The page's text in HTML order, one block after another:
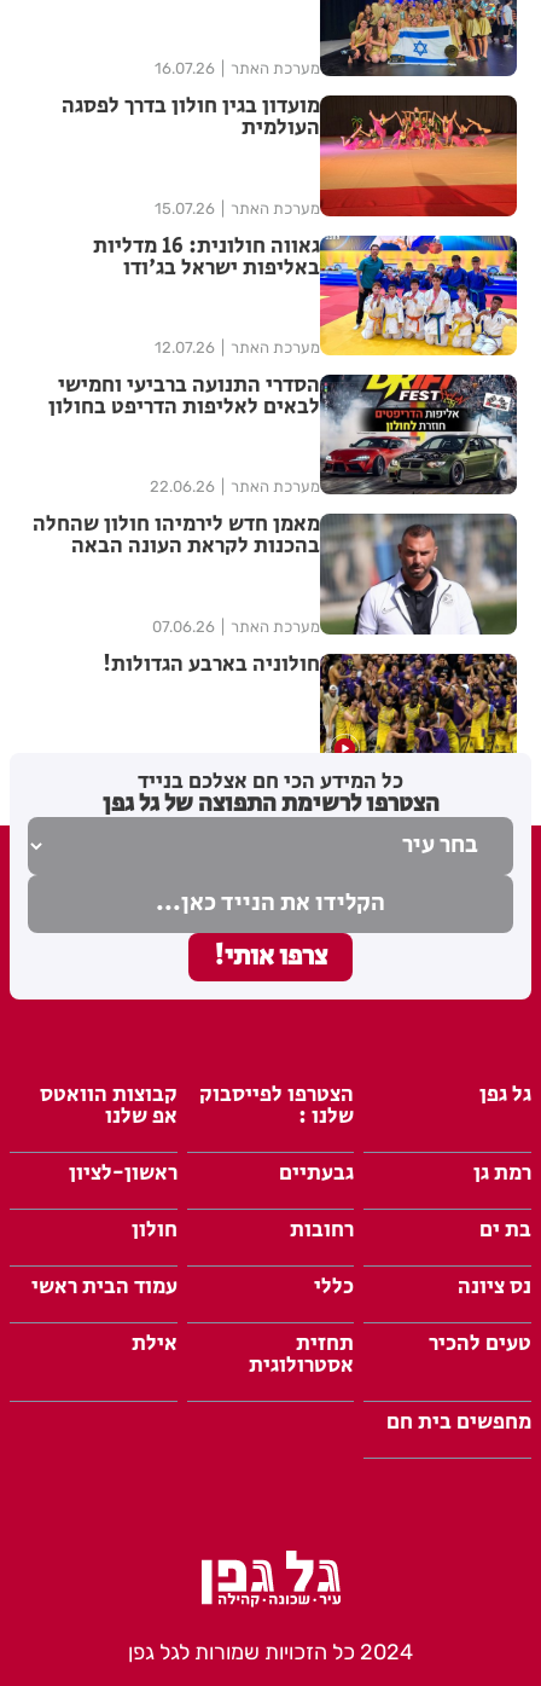
מערכת האתר 16.07.26
מועדון בגין חולון בדרך לפסגה
העולמית
מערכת האתר 15.07.26
גאווה חולונית: 16 מדליות
באליפות ישראל בג'ודו
מערכת האתר 12.07.26
הסדרי התנועה ברביעי וחמישי
לבאים לאליפות הדריפט בחולון
מערכת האתר 22.06.26
מאמן חדש לירמיהו חולון שהחלה
בהכנות לקראת העונה הבאה
מערכת האתר 07.06.26
חולוניה בארבע הגדולות!
כל המידע הכי חם אצלכם בנייד
הצטרפו לרשימת התפוצה של גל גפן
גל גפן הצטרפו לפייסבוק
שלנו :
קבוצות הוואטס
אפ שלנו
רמת גן
גבעתיים
ראשון-לציון
בת ים
רחובות
חולון
נס ציונה
כללי
עמוד הבית ראשי
טעים להכיר
תחזית
אסטרולוגית
אילת
מחפשים בית חם
2024 כל הזכויות שמורות לגל גפן